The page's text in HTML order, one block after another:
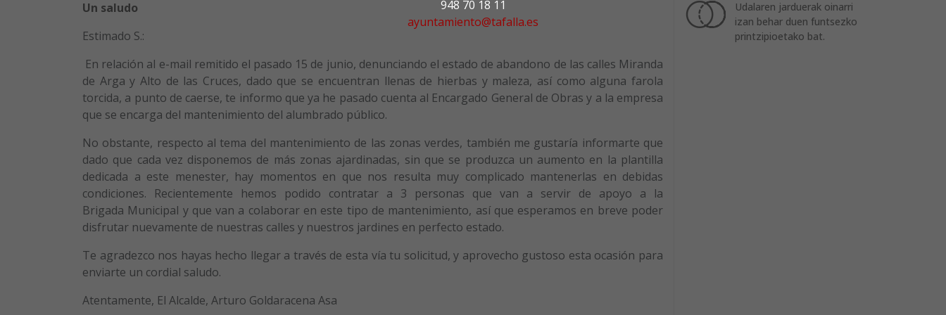
948 70 18 11
ayuntamiento@tafalla.es
Un saludo
Estimado S.:
En relación al e-mail remitido el pasado 15 de junio, denunciando el estado de abandono de las calles Miranda
de Arga y Alto de las Cruces, dado que se encuentran llenas de hierbas y maleza, así como alguna farola
torcida, a punto de caerse, te informo que ya he pasado cuenta al Encargado General de Obras y a la empresa
que se encarga del mantenimiento del alumbrado público.
No obstante, respecto al tema del mantenimiento de las zonas verdes, también me gustaría informarte que
dado que cada vez disponemos de más zonas ajardinadas, sin que se produzca un aumento en la plantilla
dedicada a este menester, hay momentos en que nos resulta muy complicado mantenerlas en debidas
condiciones. Recientemente hemos podido contratar a 3 personas que van a servir de apoyo a la
Brigada Municipal y que van a colaborar en este tipo de mantenimiento, así que esperamos en breve poder
disfrutar nuevamente de nuestras calles y nuestros jardines en perfecto estado.
Te agradezco nos hayas hecho llegar a través de esta vía tu solicitud, y aprovecho gustoso esta ocasión para
enviarte un cordial saludo.
Atentamente, El Alcalde, Arturo Goldaracena Asa
Udalaren jarduerak oinarri
izan behar duen funtsezko
printzipioetako bat.